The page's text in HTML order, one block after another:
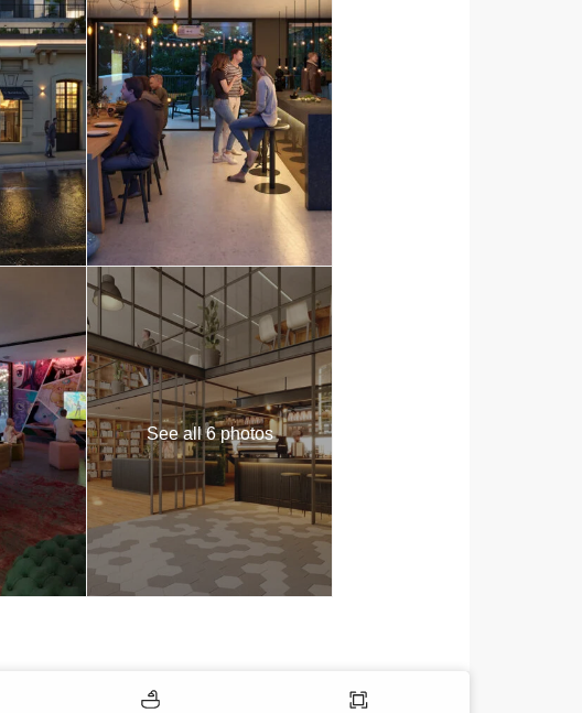
See all 6 photos